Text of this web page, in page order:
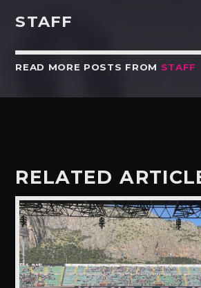
STAFF
READ MORE POSTS FROM STAFF
RELATED